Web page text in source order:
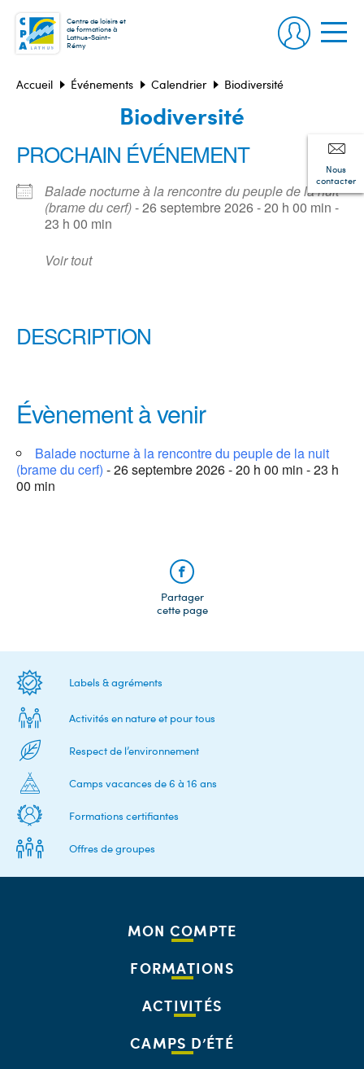
Centre de loisirs et
de formations à
Lathus-Saint-
Rémy
Accueil Événements Calendrier Biodiversité
Biodiversité
PROCHAIN ÉVÉNEMENT
Balade nocturne à la rencontre du peuple de la nuit
(brame du cerf)- 26 septembre 2026 - 20 h 00 min -
23 h 00 min
Voir tout
DESCRIPTION
Évènement à venir
Balade nocturne à la rencontre du peuple de la nuit
(brame du cerf) - 26 septembre 2026 - 20 h 00 min - 23 h
00 min
Partager
cette page
Labels & agréments
Activités en nature et pour tous
Respect de l’environnement
Camps vacances de 6 à 16 ans
Formations certifiantes
Offres de groupes
MON COMPTE
FORMATIONS
ACTIVITÉS
CAMPS D’ÉTÉ
Nous
contacter